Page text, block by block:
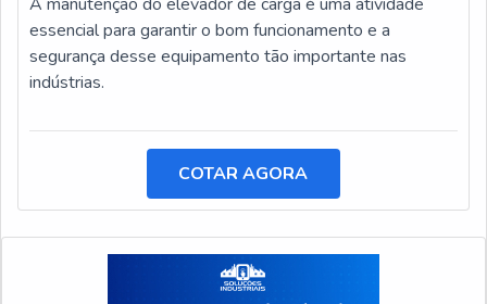
essencial para garantir o bom funcionamento e a
segurança desse equipamento tão importante nas
indústrias.
COTAR AGORA